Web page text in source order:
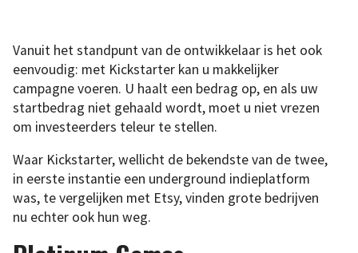
Vanuit het standpunt van de ontwikkelaar is het ook
eenvoudig: met Kickstarter kan u makkelijker
campagne voeren. U haalt een bedrag op, en als uw
startbedrag niet gehaald wordt, moet u niet vrezen
om investeerders teleur te stellen.
Waar Kickstarter, wellicht de bekendste van de twee,
in eerste instantie een underground indieplatform
was, te vergelijken met Etsy, vinden grote bedrijven
nu echter ook hun weg.